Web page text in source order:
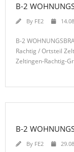
B-2
By FE2
B-2
Rachtig / Ortsteil
Zeltingen-Rachtig-
B-2
By FE2